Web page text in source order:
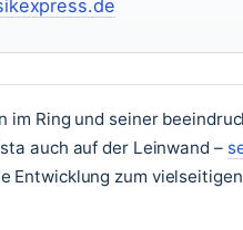
im Ring und seiner
auch auf der Leinwand –
Entwicklung zum